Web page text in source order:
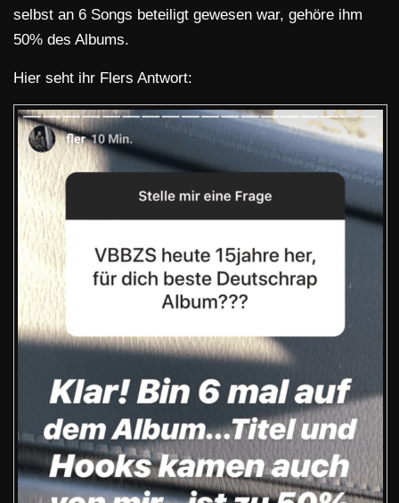
selbst an 6 Songs beteiligt gewesen war, gehöre ihm
50% des Albums.
Hier seht ihr Flers Antwort: